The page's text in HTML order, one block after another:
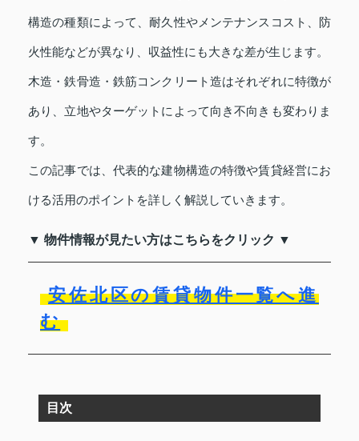
構造の種類によって、耐久性やメンテナンスコスト、防
火性能などが異なり、収益性にも大きな差が生じます。
木造・鉄骨造・鉄筋コンクリート造はそれぞれに特徴が
あり、立地やターゲットによって向き不向きも変わりま
す。
この記事では、代表的な建物構造の特徴や賃貸経営にお
ける活用のポイントを詳しく解説していきます。
▼ 物件情報が見たい方はこちらをクリック ▼
安佐北区の賃貸物件一覧へ進
む
目次